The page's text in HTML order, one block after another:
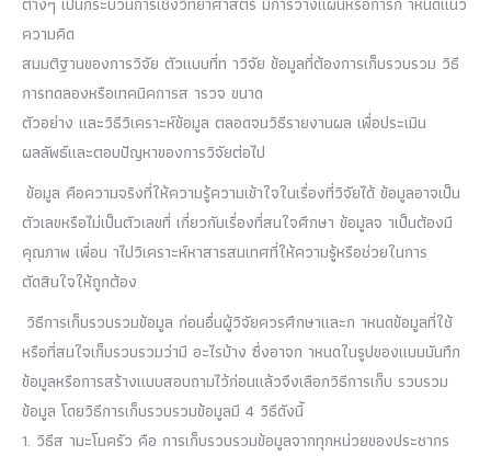
ความคิด
สมมติฐานของการวิจัย ตัวแบบที่ท าวิจัย ข้อมูลที่ต้องการเก็บรวบรวม วิธี
การทดลองหรือเทคนิคการส ารวจ ขนาด
ตัวอย่าง และวิธีวิเคราะห์ข้อมูล ตลอดจนวิธีรายงานผล เพื่อประเมิน
ผลลัพธ์และตอบปัญหาของการวิจัยต่อไป
ข้อมูล คือความจริงที่ให้ความรู้ความเข้าใจในเรื่องที่วิจัยได้ ข้อมูลอาจเป็น
ตัวเลขหรือไม่เป็นตัวเลขที่ เกี่ยวกับเรื่องที่สนใจศึกษา ข้อมูลจ าเป็นต้องมี
คุณภาพ เพื่อน าไปวิเคราะห์หาสารสนเทศที่ให้ความรู้หรือช่วยในการ
ตัดสินใจให้ถูกต้อง
วิธีการเก็บรวบรวมข้อมูล ก่อนอื่นผู้วิจัยควรศึกษาและก าหนดข้อมูลที่ใช้
หรือที่สนใจเก็บรวบรวมว่ามี อะไรบ้าง ซึ่งอาจก าหนดในรูปของแบบบันทึก
ข้อมูลหรือการสร้างแบบสอบถามไว้ก่อนแล้วจึงเลือกวิธีการเก็บ รวบรวม
ข้อมูล โดยวิธีการเก็บรวบรวมข้อมูลมี 4 วิธีดังนี้
1. วิธีส ามะโนครัว คือ การเก็บรวบรวมข้อมูลจากทุกหน่วยของประชากร